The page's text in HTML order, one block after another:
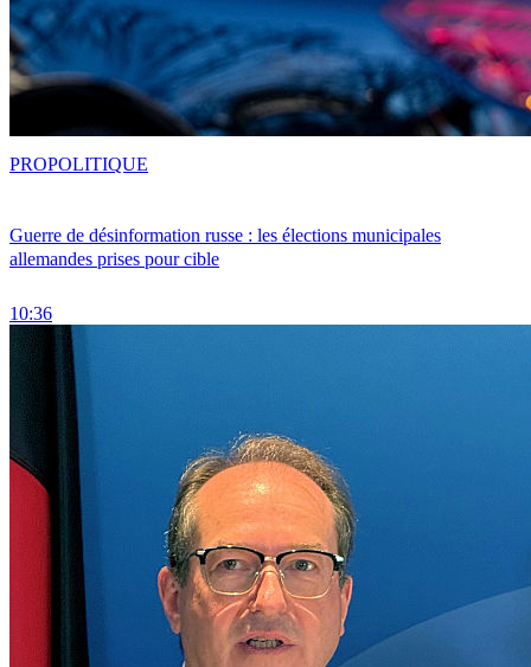
Guerre de désinformation russe : les élections municipales
allemandes prises pour cible
10:36
PROPOLITIQUE